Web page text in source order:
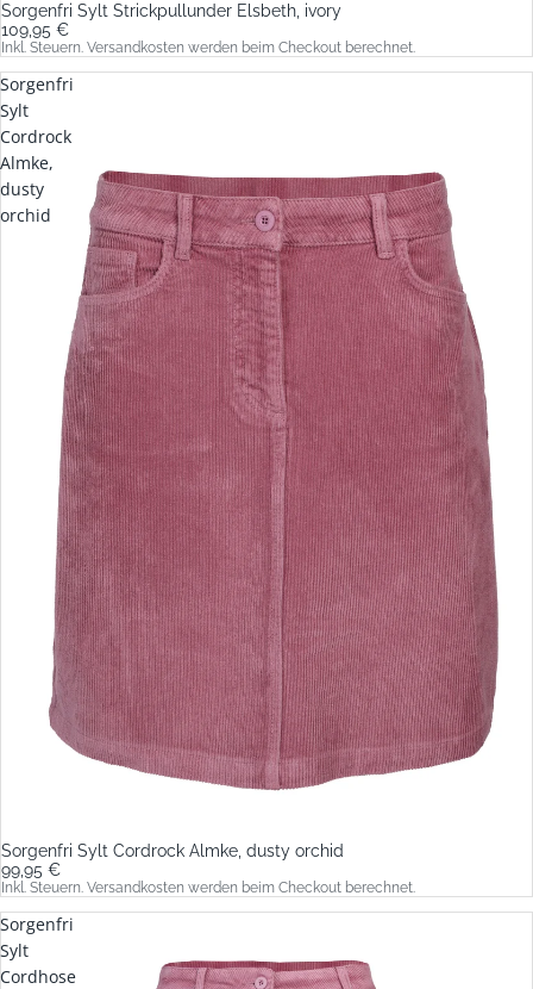
Sorgenfri Sylt Strickpullunder Elsbeth, ivory
109,95 €
Inkl. Steuern. Versandkosten werden beim Checkout berechnet.
Sorgenfri
Sylt
Cordrock
Almke,
dusty
orchid
Sorgenfri Sylt Cordrock Almke, dusty orchid
99,95 €
Inkl. Steuern. Versandkosten werden beim Checkout berechnet.
Sorgenfri
Sylt
Cordhose